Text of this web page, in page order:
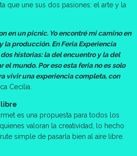
que une sus dos pasiones: el arte y la
en un picnic. Yo encontré mi camino en
la producción. En Feria Experiencia
historias: la del encuentro y la del
el mundo. Por eso esta feria no es solo
vivir una experiencia completa, con
Cecilia.
es una propuesta para todos los
valoran la creatividad, lo hecho
simple de pasarla bien al aire libre.